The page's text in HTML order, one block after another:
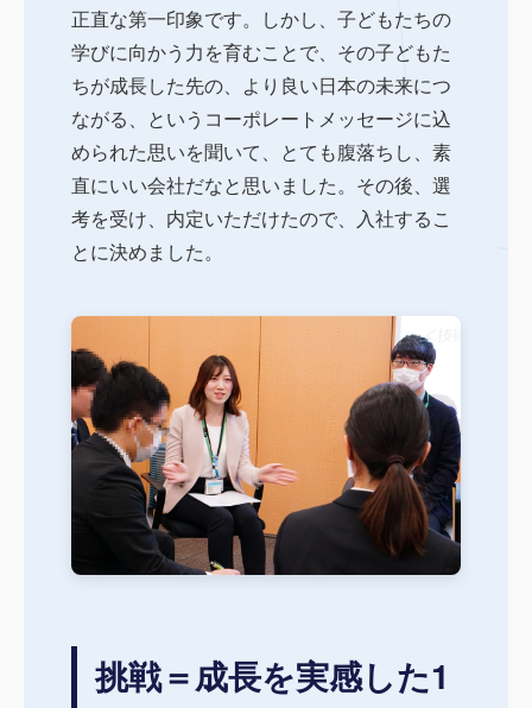
正直な第一印象です。しかし、子どもたちの
学びに向かう力を育むことで、その子どもた
ちが成長した先の、より良い日本の未来につ
ながる、というコーポレートメッセージに込
められた思いを聞いて、とても腹落ちし、素
直にいい会社だなと思いました。その後、選
考を受け、内定いただけたので、入社するこ
とに決めました。
挑戦＝成長を実感した1